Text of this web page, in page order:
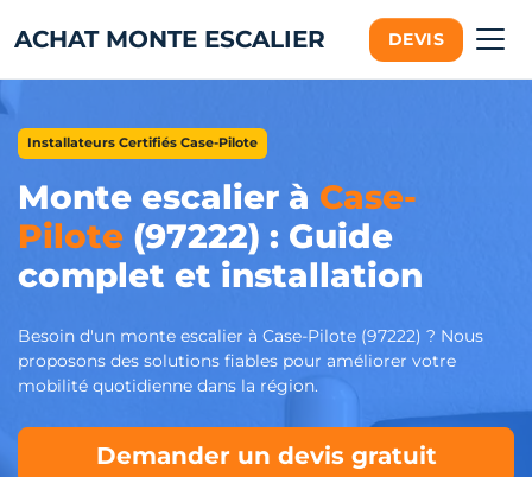
ACHAT MONTE ESCALIER DEVIS
Installateurs Certifiés Case-Pilote
Monte escalier à Case-
Pilote (97222) : Guide
complet et installation
Besoin d'un monte escalier à Case-Pilote (97222) ? Nous
proposons des solutions fiables pour améliorer votre
mobilité quotidienne dans la région.
Demander un devis gratuit